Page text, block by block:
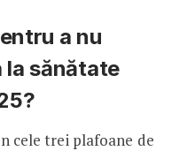
a nu
sănătate
cele trei plafoane de